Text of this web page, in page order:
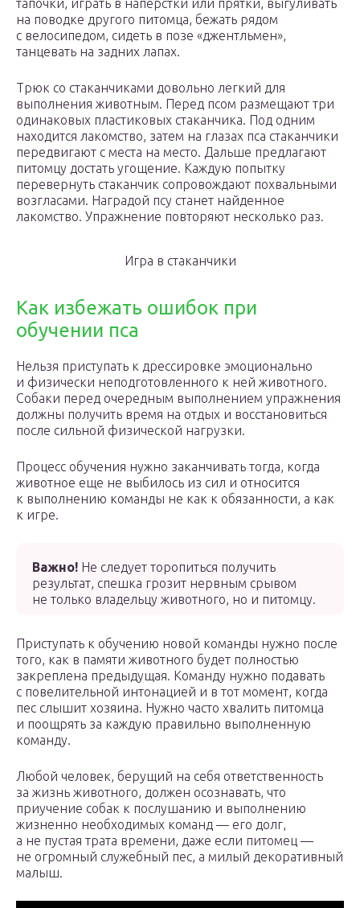
тапочки, играть в наперстки или прятки, выгуливать
на поводке другого питомца, бежать рядом
с велосипедом, сидеть в позе «джентльмен»,
танцевать на задних лапах.
Трюк со стаканчиками довольно легкий для
выполнения животным. Перед псом размещают три
одинаковых пластиковых стаканчика. Под одним
находится лакомство, затем на глазах пса стаканчики
передвигают с места на место. Дальше предлагают
питомцу достать угощение. Каждую попытку
перевернуть стаканчик сопровождают похвальными
возгласами. Наградой псу станет найденное
лакомство. Упражнение повторяют несколько раз.
Игра в стаканчики
Как избежать ошибок при
обучении пса
Нельзя приступать к дрессировке эмоционально
и физически неподготовленного к ней животного.
Собаки перед очередным выполнением упражнения
должны получить время на отдых и восстановиться
после сильной физической нагрузки.
Процесс обучения нужно заканчивать тогда, когда
животное еще не выбилось из сил и относится
к выполнению команды не как к обязанности, а как
к игре.
Важно! Не следует торопиться получить
результат, спешка грозит нервным срывом
не только владельцу животного, но и питомцу.
Приступать к обучению новой команды нужно после
того, как в памяти животного будет полностью
закреплена предыдущая. Команду нужно подавать
с повелительной интонацией и в тот момент, когда
пес слышит хозяина. Нужно часто хвалить питомца
и поощрять за каждую правильно выполненную
команду.
Любой человек, берущий на себя ответственность
за жизнь животного, должен осознавать, что
приучение собак к послушанию и выполнению
жизненно необходимых команд — его долг,
а не пустая трата времени, даже если питомец —
не огромный служебный пес, а милый декоративный
малыш.